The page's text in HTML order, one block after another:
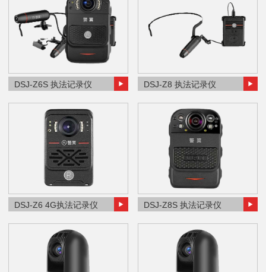
DSJ-Z6S 执法记录仪 DSJ-Z8 执法记录仪
DSJ-Z6 4G执法记录仪 DSJ-Z8S 执法记录仪